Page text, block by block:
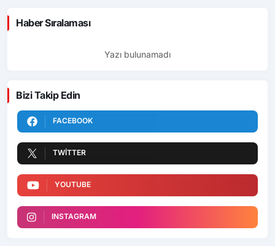
Haber Sıralaması
Yazı bulunamadı
Bizi Takip Edin
FACEBOOK
TWITTER
YOUTUBE
INSTAGRAM